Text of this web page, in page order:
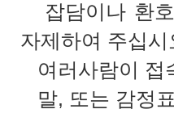
잡담이나 환호
자제하여 주십시
여러사람이 접
말, 또는 감정